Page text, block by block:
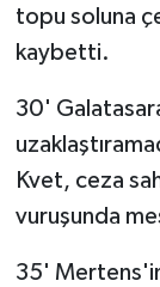
topu soluna
kaybetti.
30'
Kvet, ceza
vuruşunda
35' Mertens'in